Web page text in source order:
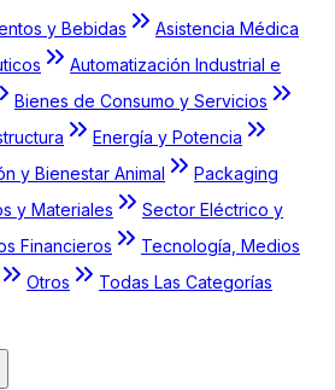
y Bebidas
Asistencia Médica
Automatización Industrial e
Bienes de Consumo y Servicios
Energía y Potencia
y Bienestar Animal
Packaging
y Materiales
Sector Eléctrico y
Financieros
Tecnología, Medios
Otros Todas Las Categorías